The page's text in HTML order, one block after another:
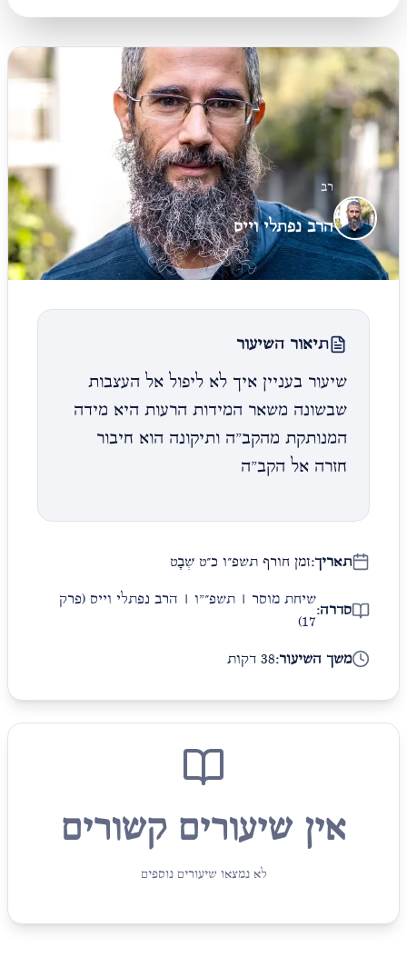
רב
הרב נפתלי וייס
תיאור השיעור
שיעור בעניין איך לא ליפול אל העצבות
שבשונה משאר המידות הרעות היא מידה
המנותקת מהקב"ה ותיקונה הוא חיבור
חזרה אל הקב"ה
תאריך:זמן חורף תשפ״ו כ״ט שְׁבָט
סדרה:
שיחת מוסר | תשפ״"ו | הרב נפתלי וייס (פרק
17)
משך השיעור:38 דקות
אין שיעורים קשורים
לא נמצאו שיעורים נוספים